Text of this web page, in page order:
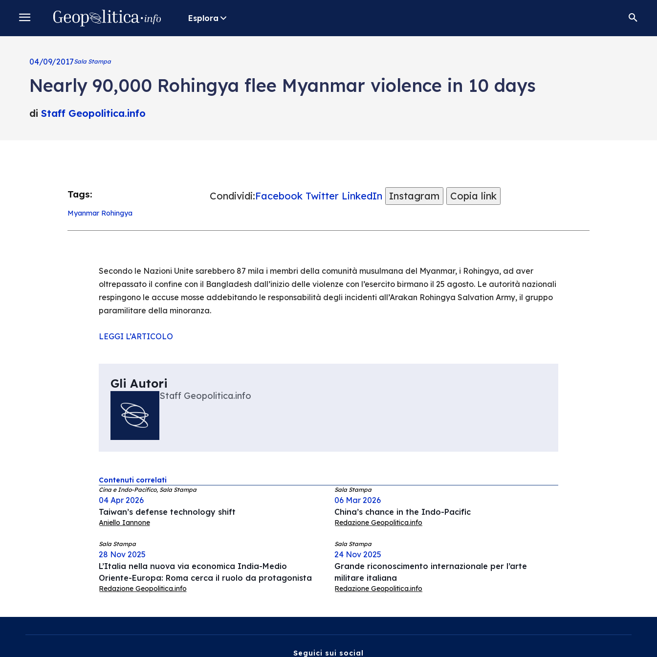
Esplora
04/09/2017Sala Stampa
Nearly 90,000 Rohingya flee Myanmar violence in 10 days
di Staff Geopolitica.info
Tags:
Myanmar Rohingya
Condividi:Facebook Twitter LinkedIn Instagram Copia link
Secondo le Nazioni Unite sarebbero 87 mila i membri della comunità musulmana del Myanmar, i Rohingya, ad aver
oltrepassato il confine con il Bangladesh dall’inizio delle violenze con l’esercito birmano il 25 agosto. Le autorità nazionali
respingono le accuse mosse addebitando le responsabilità degli incidenti all’Arakan Rohingya Salvation Army, il gruppo
paramilitare della minoranza.
LEGGI L’ARTICOLO
Gli Autori
Staff Geopolitica.info
Contenuti correlati
Cina e Indo-Pacifico, Sala Stampa
04 Apr 2026
Taiwan’s defense technology shift
Aniello Iannone
Sala Stampa
06 Mar 2026
China’s chance in the Indo-Pacific
Redazione Geopolitica.info
Sala Stampa
28 Nov 2025
L’Italia nella nuova via economica India-Medio
Oriente-Europa: Roma cerca il ruolo da protagonista
Redazione Geopolitica.info
Sala Stampa
24 Nov 2025
Grande riconoscimento internazionale per l’arte
militare italiana
Redazione Geopolitica.info
Seguici sui social